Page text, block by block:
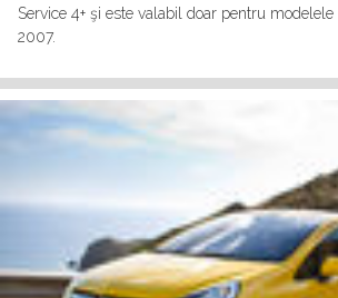
Service 4+ şi este valabil doar pentru
2007.